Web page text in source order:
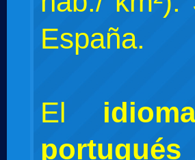
España.
El
portugués